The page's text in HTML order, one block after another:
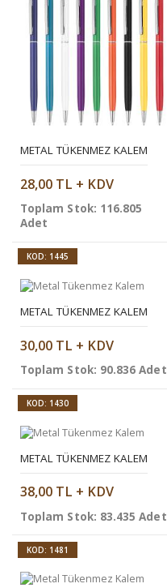
METAL TÜKENMEZ KALEM
28,00 TL + KDV
Toplam Stok: 116.805
Adet
KOD: 1445
METAL TÜKENMEZ KALEM
30,00 TL + KDV
Toplam Stok: 90.836 Adet
KOD: 1430
METAL TÜKENMEZ KALEM
38,00 TL + KDV
Toplam Stok: 83.435 Adet
KOD: 1481